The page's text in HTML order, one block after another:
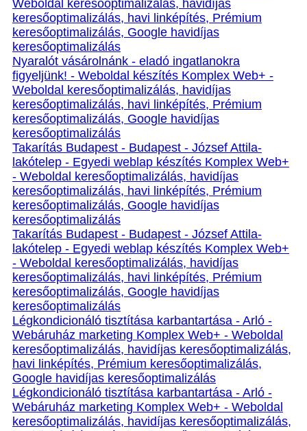
Weboldal keresőoptimalizálás, havidíjas
keresőoptimalizálás, havi linképítés, Prémium
keresőoptimalizálás, Google havidíjas
keresőoptimalizálás
Nyaralót vásárolnánk - eladó ingatlanokra
figyeljünk! - Weboldal készítés Komplex Web+ -
Weboldal keresőoptimalizálás, havidíjas
keresőoptimalizálás, havi linképítés, Prémium
keresőoptimalizálás, Google havidíjas
keresőoptimalizálás
Takarítás Budapest - Budapest - József Attila-
lakótelep - Egyedi weblap készítés Komplex Web+
- Weboldal keresőoptimalizálás, havidíjas
keresőoptimalizálás, havi linképítés, Prémium
keresőoptimalizálás, Google havidíjas
keresőoptimalizálás
Takarítás Budapest - Budapest - József Attila-
lakótelep - Egyedi weblap készítés Komplex Web+
- Weboldal keresőoptimalizálás, havidíjas
keresőoptimalizálás, havi linképítés, Prémium
keresőoptimalizálás, Google havidíjas
keresőoptimalizálás
Légkondicionáló tisztítása karbantartása - Arló -
Webáruház marketing Komplex Web+ - Weboldal
keresőoptimalizálás, havidíjas keresőoptimalizálás,
havi linképítés, Prémium keresőoptimalizálás,
Google havidíjas keresőoptimalizálás
Légkondicionáló tisztítása karbantartása - Arló -
Webáruház marketing Komplex Web+ - Weboldal
keresőoptimalizálás, havidíjas keresőoptimalizálás,